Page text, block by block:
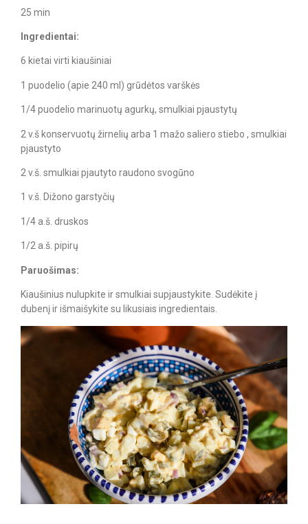
25 min
Ingredientai:
6 kietai virti kiaušiniai​
1 puodelio (apie 240 ml) grūdėtos varškės
1/4 puodelio marinuotų agurkų, smulkiai pjaustytų
2 v.š konservuotų žirnelių arba 1 mažo saliero stiebo , smulkiai
pjaustyto
2 v.š. smulkiai pjautyto raudono svogūno
1 v.š. Dižono garstyčių
1/4 a.š. druskos
1/2 a.š. pipirų
Paruošimas:
Kiaušinius nulupkite ir smulkiai supjaustykite.​ Sudėkite į
dubenį ir išmaišykite su likusiais ingredientais.